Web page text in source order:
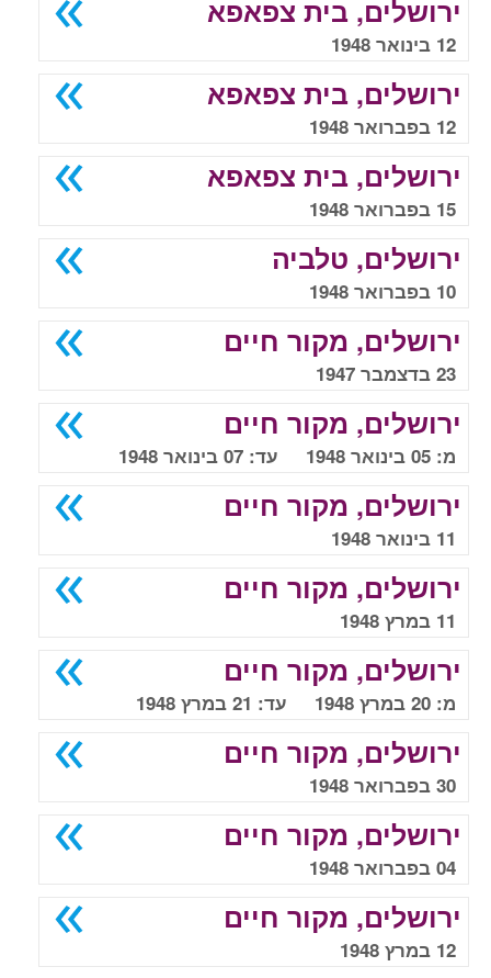
ירושלים, בית צפאפא
12 בינואר 1948
ירושלים, בית צפאפא
12 בפברואר 1948
ירושלים, בית צפאפא
15 בפברואר 1948
ירושלים, טלביה
10 בפברואר 1948
ירושלים, מקור חיים
23 בדצמבר 1947
ירושלים, מקור חיים
מ: 05 בינואר 1948 עד: 07 בינואר 1948
ירושלים, מקור חיים
11 בינואר 1948
ירושלים, מקור חיים
11 במרץ 1948
ירושלים, מקור חיים
מ: 20 במרץ 1948 עד: 21 במרץ 1948
ירושלים, מקור חיים
30 בפברואר 1948
ירושלים, מקור חיים
04 בפברואר 1948
ירושלים, מקור חיים
12 במרץ 1948